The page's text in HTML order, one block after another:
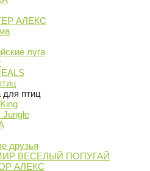
АЛЕКС
луга
для птиц
Jungle
друзья
ВЕСЕЛЫЙ ПОПУГАЙ
АЛЕКС